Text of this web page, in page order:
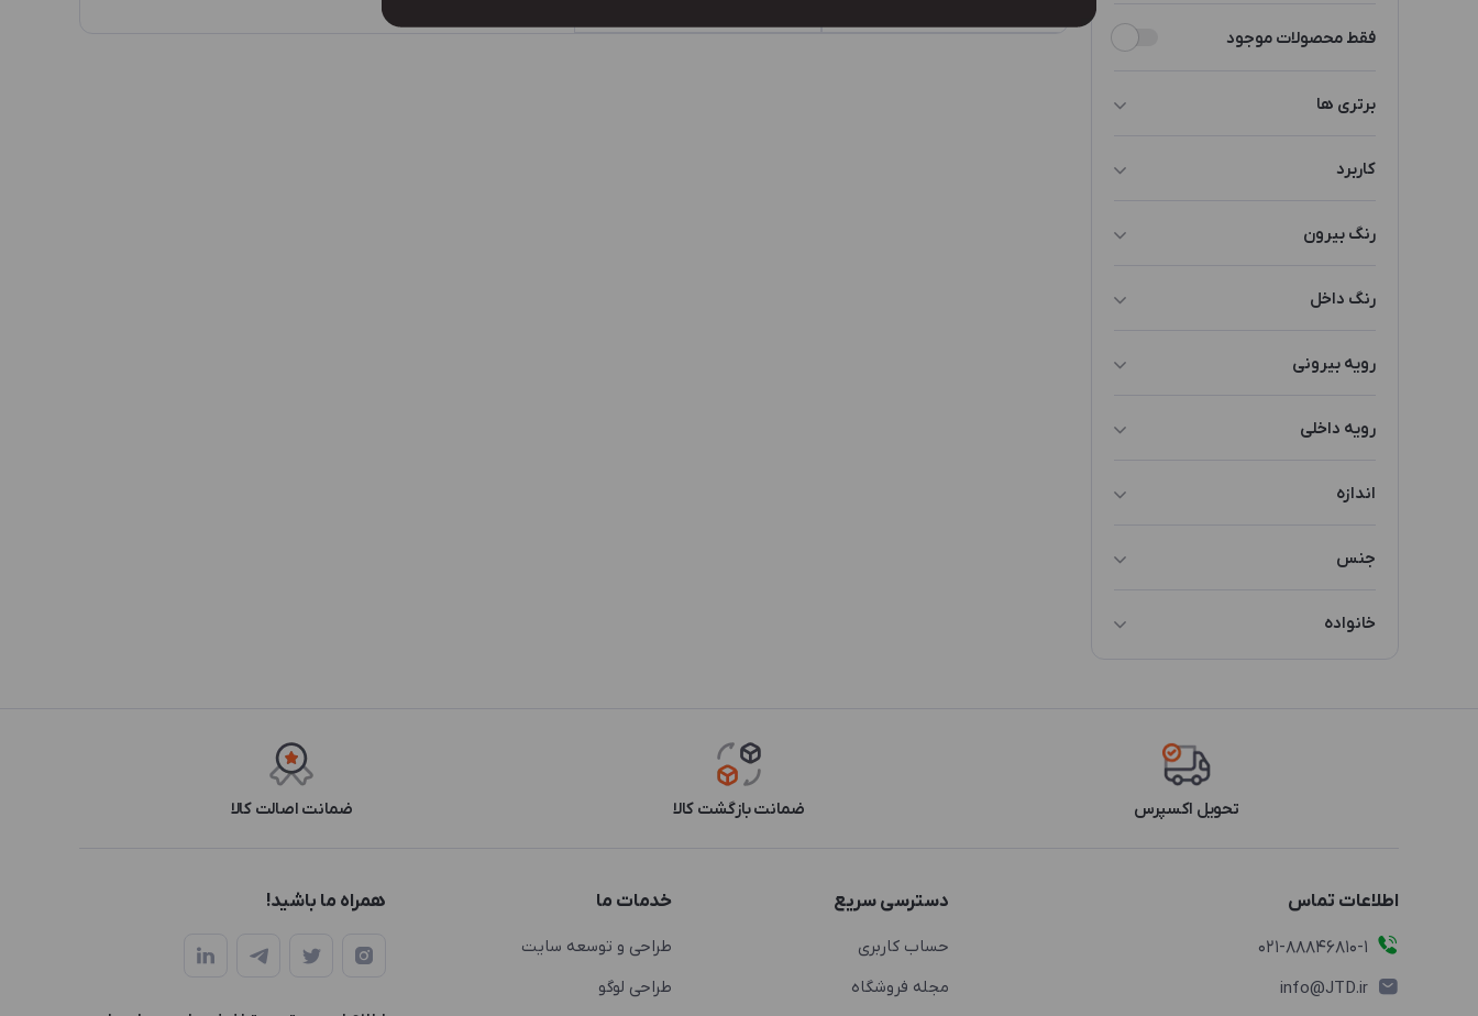
فقط محصولات موجود
برتری ها
کاربرد
سرویس
رنگ بیرون
آلبالویی
رنگ داخل
رویه بیرونی
رویه داخلی
اندازه
جنس
خانواده
تحویل اکسپرس ضمانت بازگشت کالا ضمانت اصالت کالا
اطلاعات تماس
021-88846810-1
info@JTD.ir
دسترسی سریع
حساب کاربری
مجله فروشگاه
خدمات ما
طراحی و توسعه سایت
طراحی لوگو
همراه ما باشید!